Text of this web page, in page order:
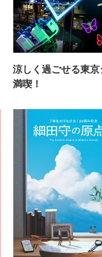
涼しく過ごせる東
満喫！